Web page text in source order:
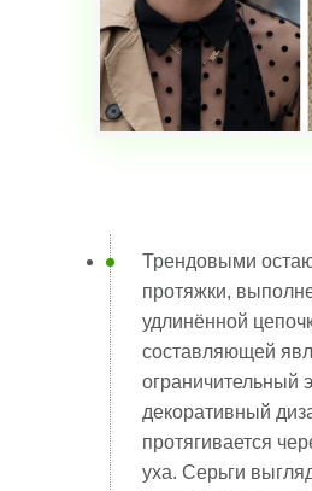
Трендовыми
протяжки,
удлинённой
составляющей
ограничительный
декоративный
протягивается
уха. Серьги